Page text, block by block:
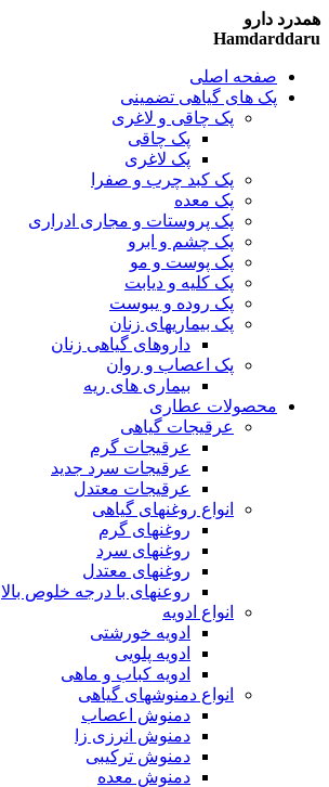
همدرد دارو
Hamdarddaru
صفحه اصلی
پک های گیاهی تضمینی
پک چاقی و لاغری
پک چاقی
پک لاغری
پک کبد چرب و صفرا
پک معده
پک پروستات و مجاری ادراری
پک چشم و ابرو
پک پوست و مو
پک کلیه و دیابت
پک روده و یبوست
پک بیماریهای زنان
داروهای گیاهی زنان
پک اعصاب و روان
بیماری های ریه
محصولات عطاری
عرقیجات گیاهی
عرقیجات گرم
عرقیجات سرد جدید
عرقیجات معتدل
انواع روغنهای گیاهی
روغنهای گرم
روغنهای سرد
روغنهای معتدل
روعنهای با درجه خلوص بالا
انواع ادویه
ادویه خورشتی
ادویه پلویی
ادویه کباب و ماهی
انواع دمنوشهای گیاهی
دمنوش اعصاب
دمنوش انرزی زا
دمنوش ترکیبی
دمنوش معده